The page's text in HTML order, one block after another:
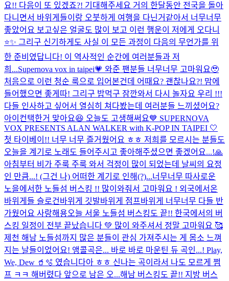
요!! 다음이 또 있겠죠?! 기대해주세요 거의 한달동안 전국을 돌아
다니면서 바위게들이랑 오붓하게 여행을 다닌거같아서 너무너무
좋았어요 보고싶은 얼굴도 많이 보고 이런 행운이 저에게 오다니
⭐️✨ 그리구 신기하게도 사실 이 모든 과정이 다음의 무언가를 위
한 준비였답니다! 이 역사적인 순간에 여러분들과 저
희...Supernova vox in taipei💗 와준 팬분들 너무너무 고마워요🥹
처음으로 이런 청순 룩으로 입어본건데 어때요? 괜찮나요?! 맘에
들어했으면 좋게따! 그리구 밥먹구 잠깐와서 다시 놀자요 우리 !!!
다들 인사하고 싶어서 열심히 쳐다봤는데 여러분들 느끼셨어요?
아이컨택한거 맞아요😆 오늘도 고생해써요💙 SUPERNOVA
VOX PRESENTS ALAN WALKER with K-POP IN TAIPEI 🤍
첫 타이베이!! 너무 너무 즐거웠어요 ㅎㅎ 저희를 모르시는 분들도
오늘을 계기로 노래도 들어주시고 좋아해주셨으면 좋겠어요...!🙏
아침부터 비가 주룩 주룩 와서 걱정이 많이 되었는데 날씨의 요정
인 만큼...! (그건 나) 어떠한 계기로 인해(?)...너무너무 따사로운
노을에서한 노들섬 버스킹 !! 많이와줘서 고마워요 ! 외국에서온
바위게들 슬로건바위게 깃발바위게 점프바위게 너무너무 다들 반
가웠어요 사랑해용오늘 서울 노들섬 버스킹도 끝!! 한국에서의 버
스킹 일정이 전부 끝났습니다 💚 많이 와주셔서 정말 고마워요 🥰
제천 해남 노들섬까지 많은 분들이 관심 가져주시는 게 몸소 느껴
지는 날들이었어요! 앵콜곡은... 바로 바로 마운틴 듀 곡인...! Play,
We, Dew 🥤🫧 였습니다아 ㅎㅎ 신나는 곡이라서 나도 모르게 쩜
프 ㅋㅋ 해버렸다 앞으로 남은 오...해남 버스킹도 끝!! 지방 버스